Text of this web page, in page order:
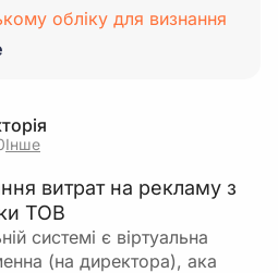
обліку для визнання
Інше
витрат на рекламу з
ТОВ
системі є віртуальна
(на директора), ака